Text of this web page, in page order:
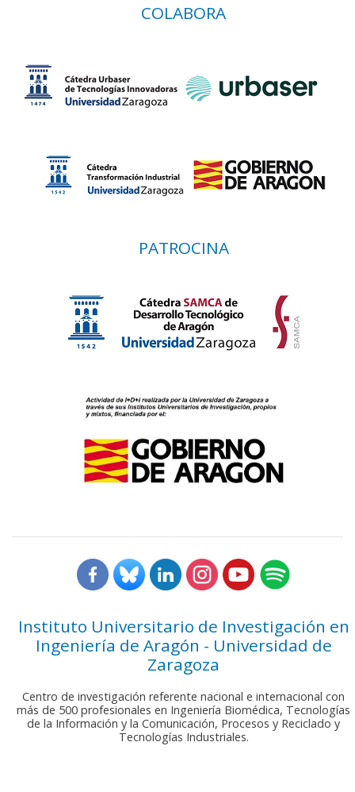
COLABORA
PATROCINA
Instituto Universitario de Investigación en
Ingeniería de Aragón - Universidad de
Zaragoza
Centro de investigación referente nacional e internacional con
más de 500 profesionales en Ingeniería Biomédica, Tecnologías
de la Información y la Comunicación, Procesos y Reciclado y
Tecnologías Industriales.